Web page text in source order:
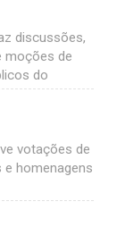
discussões,
moções de
do
votações de
homenagens